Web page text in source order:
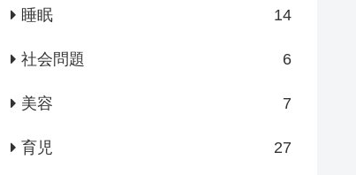
睡眠 14
社会問題 6
美容 7
育児 27